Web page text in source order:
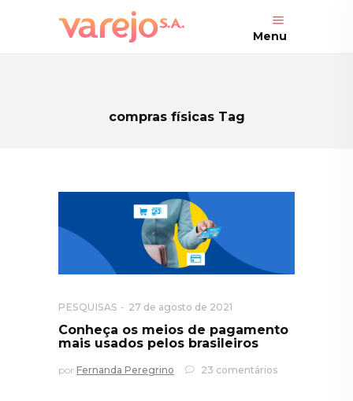
Menu
compras físicas Tag
PESQUISAS 27 de agosto de 2021
Conheça os meios de pagamento
mais usados pelos brasileiros
por Fernanda Peregrino 23 comentários